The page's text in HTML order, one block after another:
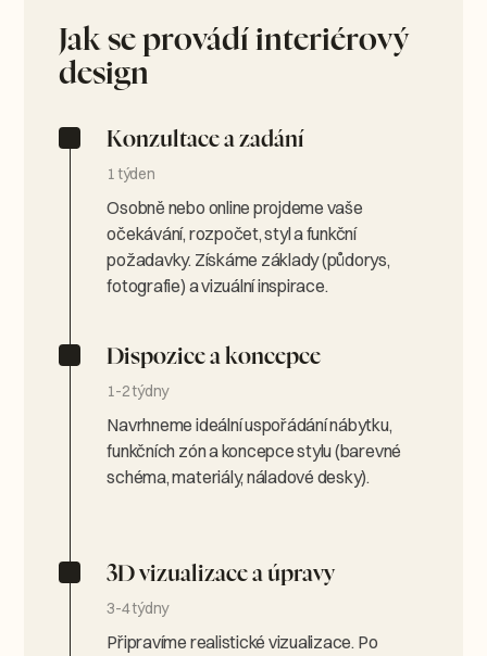
Jak se provádí interiérový
design
Konzultace a zadání
1 týden
Osobně nebo online projdeme vaše
očekávání, rozpočet, styl a funkční
požadavky. Získáme základy (půdorys,
fotografie) a vizuální inspirace.
Dispozice a koncepce
1-2 týdny
Navrhneme ideální uspořádání nábytku,
funkčních zón a koncepce stylu (barevné
schéma, materiály, náladové desky).
3D vizualizace a úpravy
3-4 týdny
Připravíme realistické vizualizace. Po